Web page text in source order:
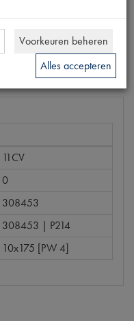
11CV
0
308453
308453 | P214
10x175 [PW 4]
Voorkeuren beheren
Alles accepteren